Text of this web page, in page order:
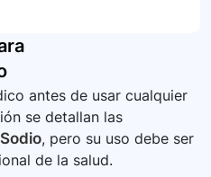
ansiedad, cianosis,
dependerá de los
específicos para
del medicamento.
acerca de su
cambio en su salud
nitrito de sodio.
cómo se
las precauciones
posibles
antes de usar cualquier
se detallan las
, pero su uso debe ser
de la salud.